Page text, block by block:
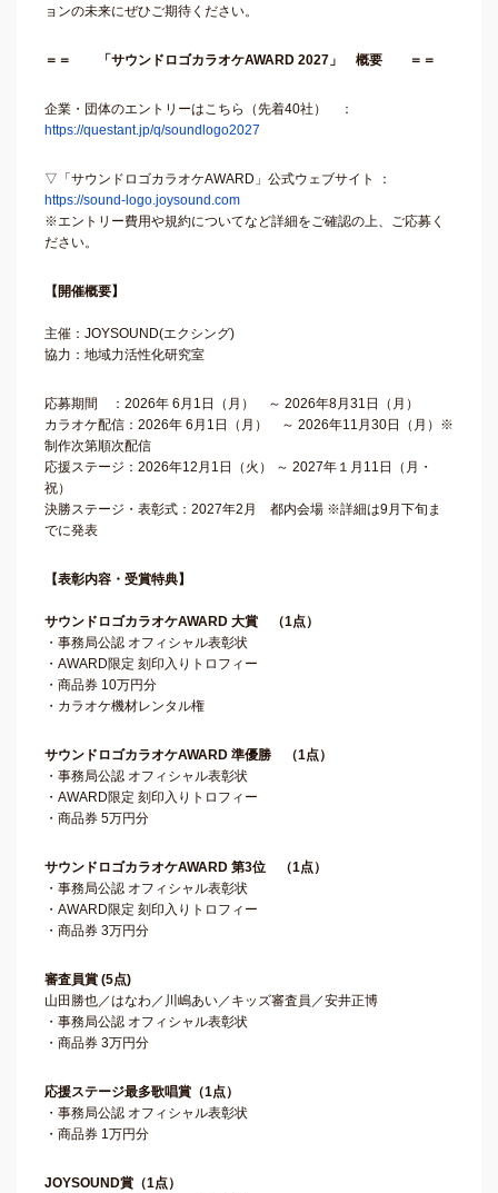
ョンの未来にぜひご期待ください。
＝＝ 「サウンドロゴカラオケAWARD 2027」 概要 ＝＝
企業・団体のエントリーはこちら（先着40社） ：
https://questant.jp/q/soundlogo2027
▽「サウンドロゴカラオケAWARD」公式ウェブサイト ：
https://sound-logo.joysound.com
※エントリー費用や規約についてなど詳細をご確認の上、ご応募く
ださい。
【開催概要】
主催：JOYSOUND(エクシング)
協力：地域力活性化研究室
応募期間 ：2026年 6月1日（月） ～ 2026年8月31日（月）
カラオケ配信：2026年 6月1日（月） ～ 2026年11月30日（月）※
制作次第順次配信
応援ステージ：2026年12月1日（火） ～ 2027年１月11日（月・
祝）
決勝ステージ・表彰式：2027年2月 都内会場 ※詳細は9月下旬ま
でに発表
【表彰内容・受賞特典】
サウンドロゴカラオケAWARD 大賞 （1点）
・事務局公認 オフィシャル表彰状
・AWARD限定 刻印入りトロフィー
・商品券 10万円分
・カラオケ機材レンタル権
サウンドロゴカラオケAWARD 準優勝 （1点）
・事務局公認 オフィシャル表彰状
・AWARD限定 刻印入りトロフィー
・商品券 5万円分
サウンドロゴカラオケAWARD 第3位 （1点）
・事務局公認 オフィシャル表彰状
・AWARD限定 刻印入りトロフィー
・商品券 3万円分
審査員賞 (5点)
山田勝也／はなわ／川嶋あい／キッズ審査員／安井正博
・事務局公認 オフィシャル表彰状
・商品券 3万円分
応援ステージ最多歌唱賞（1点）
・事務局公認 オフィシャル表彰状
・商品券 1万円分
JOYSOUND賞（1点）